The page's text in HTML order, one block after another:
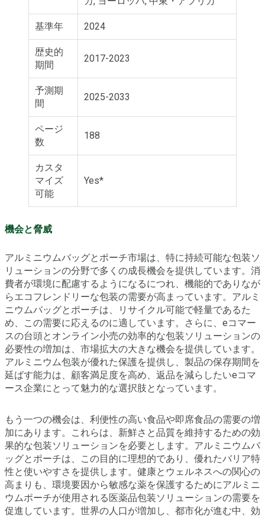
基準年 2024
歴史的
期間
2017-2023
予測期
間
2025-2033
ページ
数
188
カスタ
マイズ
可能
Yes*
機会と脅威
アルミニウムバッグとポーチ市場は、特に持続可能な包装ソ
リューションの分野で多くの成長機会を提供しています。消
費者が環境に配慮するようになるにつれ、機能的でありなが
らエコフレンドリーな包装の需要が高まっています。アルミ
ニウムバッグとポーチは、リサイクル可能で軽量であるた
め、この需要に応えるのに適しています。さらに、eコマー
スの台頭とオンライン小売の効率的な包装ソリューションの
必要性の増加は、市場拡大の大きな機会を提供しています。
アルミニウム包装が優れた保護を提供し、製品の保存期間を
延ばす能力は、顧客満足度を高め、返品を減らしたいeコマ
ース企業にとって魅力的な選択肢となっています。
もう一つの機会は、利便性の高い食品や即席食品の需要の増
加にあります。これらは、新鮮さと品質を維持するための効
果的な包装ソリューションを必要とします。アルミニウムバ
ッグとポーチは、この目的に理想的であり、優れたバリア特
性と使いやすさを提供します。健康とウェルネスへの関心の
高まりも、環境要因から敏感な薬を保護するためにアルミニ
ウムポーチが使用される医薬品包装ソリューションの需要を
促進しています。世界の人口が増加し、都市化が進む中、効